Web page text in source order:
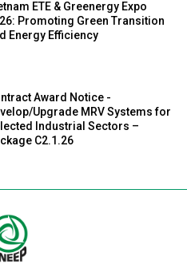
ETE & Greenergy Expo
Promoting Green Transition
Energy Efficiency
Award Notice -
Upgrade MRV Systems for
Industrial Sectors –
C2.1.26